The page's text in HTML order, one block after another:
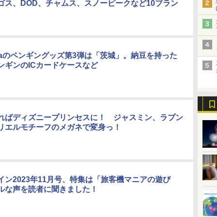
ス、DOD、チャムス、スノーピークなど10ブラン
ペンギングッズ第3弾は「茨城」。納豆を持った
ギンのICカードケースなど
ばディズニープリンセスに！ ジャスミン、ラプン
エルモチーフのメガネで変身っ！
ン2023年11月号、特集は「旅客機マニアの遊び
な声を読者に聞きました！